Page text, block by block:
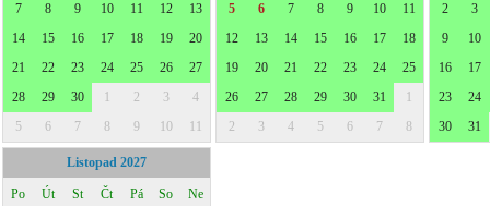
7
8 9 10 11 12
13
14
15 16 17 18 19
20
21
22 23 24 25 26
27
28
29 30 1 2 3
4
5
6 7 8 9 10 11
5
6 7 8 9 10
11
12
13 14 15 16 17
18
19
20 21 22 23 24
25
26
27 28 29 30 31
1
2
3 4 5 6 7 8
2
3
9
10
16
17
23
24
30
31
Listopad 2027
Po Út St Čt Pá So Ne